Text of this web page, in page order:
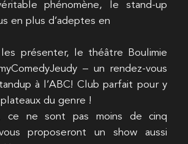
phénomène, le stand-up
en plus d’adeptes en
présenter, le théâtre Boulimie
– un rendez-vous
à l’ABC! Club parfait pour y
du genre !
ce ne sont pas moins de cinq
proposeront un show aussi